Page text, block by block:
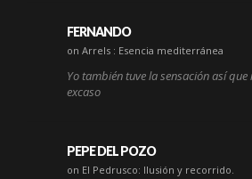
FERNANDO
on Arrels : Esencia mediterránea
Yo también tuve la sensación así que
excaso
PEPE DEL POZO
on El Pedrusco: Ilusión y recorrido.